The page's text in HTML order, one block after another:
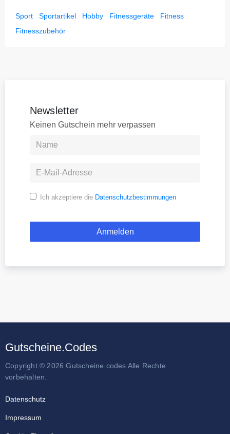
Sport Sportartikel Hobby Fitnessgeräte
Fitness
Fitnesszubehör
Newsletter
Keinen Gutschein mehr verpassen
Ich akzeptiere die Datenschutzbestimmungen
Gutscheine.Codes
Copyright © 2026 Gutscheine.codes Alle Rechte
vorbehalten.
Datenschutz
Impressum